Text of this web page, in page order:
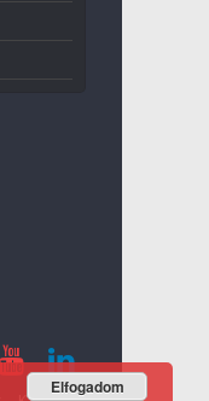
Elfogadom